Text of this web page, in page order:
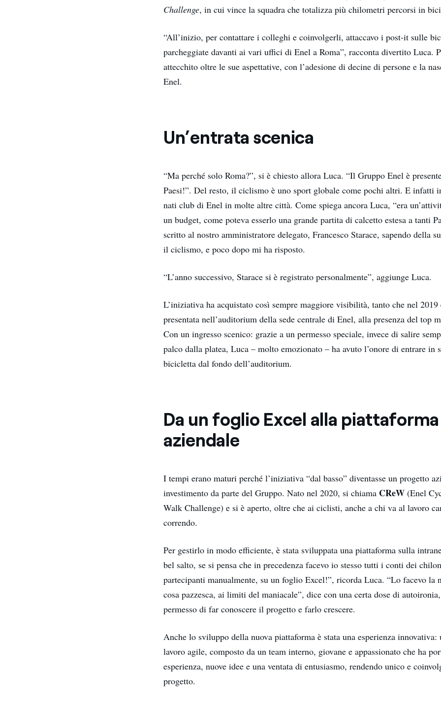
Challenge, in cui vince la squadra che totalizza più chilometri percorsi in
“All’inizio, per contattare i colleghi e coinvolgerli, attaccavo i post-it sulle
parcheggiate davanti ai vari uffici di Enel a Roma”, racconta divertito Luca.
attecchito oltre le sue aspettative, con l’adesione di decine di persone e la
Enel.
Un’entrata scenica
“Ma perché solo Roma?”, si è chiesto allora Luca. “Il Gruppo Enel è
Paesi!”. Del resto, il ciclismo è uno sport globale come pochi altri. E infatti
nati club di Enel in molte altre città. Come spiega ancora Luca, “era
un budget, come poteva esserlo una grande partita di calcetto estesa a tanti
scritto al nostro amministratore delegato, Francesco Starace, sapendo della
il ciclismo, e poco dopo mi ha risposto.
“L’anno successivo, Starace si è registrato personalmente”, aggiunge Luca.
L’iniziativa ha acquistato così sempre maggiore visibilità, tanto che nel 2019
presentata nell’auditorium della sede centrale di Enel, alla presenza del top
Con un ingresso scenico: grazie a un permesso speciale, invece di salire
palco dalla platea, Luca – molto emozionato – ha avuto l’onore di entrare in
bicicletta dal fondo dell’auditorium.
Da un foglio Excel alla piattaforma
aziendale
I tempi erano maturi perché l’iniziativa “dal basso” diventasse un progetto
investimento da parte del Gruppo. Nato nel 2020, si chiama CReW(Enel
Walk Challenge) e si è aperto, oltre che ai ciclisti, anche a chi va al lavoro
correndo.
Per gestirlo in modo efficiente, è stata sviluppata una piattaforma sulla
bel salto, se si pensa che in precedenza facevo io stesso tutti i conti dei
partecipanti manualmente, su un foglio Excel!”, ricorda Luca. “Lo facevo la
cosa pazzesca, ai limiti del maniacale”, dice con una certa dose di
permesso di far conoscere il progetto e farlo crescere.
Anche lo sviluppo della nuova piattaforma è stata una esperienza
lavoro agile, composto da un team interno, giovane e appassionato che ha
esperienza, nuove idee e una ventata di entusiasmo, rendendo unico e
progetto.